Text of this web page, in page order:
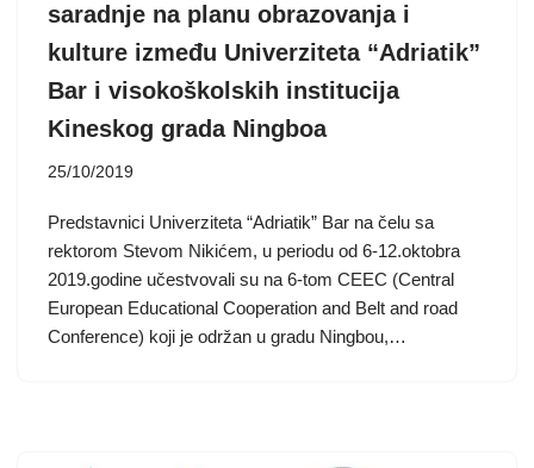
saradnje na planu obrazovanja i
kulture između Univerziteta “Adriatik”
Bar i visokoškolskih institucija
Kineskog grada Ningboa
25/10/2019
Predstavnici Univerziteta “Adriatik” Bar na čelu sa
rektorom Stevom Nikićem, u periodu od 6-12.oktobra
2019.godine učestvovali su na 6-tom CEEC (Central
European Educational Cooperation and Belt and road
Conference) koji je održan u gradu Ningbou,…